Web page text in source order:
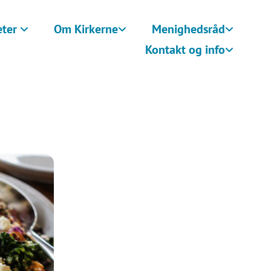
Om Kirkerne
Menighedsråd
Kontakt og info